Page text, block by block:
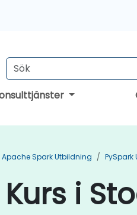
Apache Spark Utbildning PySpark
i